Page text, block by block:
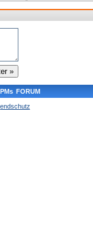
PMs FORUM